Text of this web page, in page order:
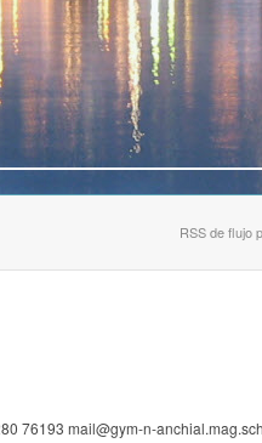
RSS de flujo
76193 mail@gym-n-